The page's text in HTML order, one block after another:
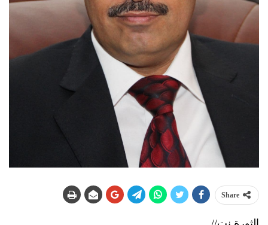
Share